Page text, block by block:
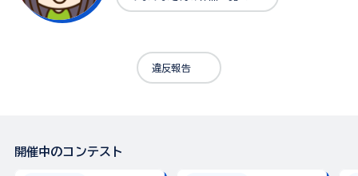
違反報告
開催中のコンテスト